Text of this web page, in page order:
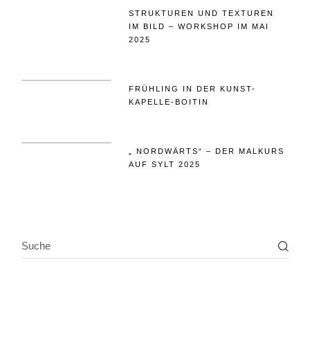
STRUKTUREN UND TEXTUREN
IM BILD – WORKSHOP IM MAI
2025
FRÜHLING IN DER KUNST-
KAPELLE-BOITIN
„ NORDWÄRTS“ – DER MALKURS
AUF SYLT 2025